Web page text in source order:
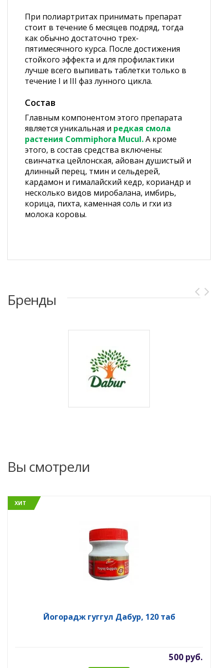
При полиартритах принимать препарат
стоит в течение 6 месяцев подряд, тогда
как обычно достаточно трех-
пятимесячного курса. После достижения
стойкого эффекта и для профилактики
лучше всего выпивать таблетки только в
течение I и III фаз лунного цикла.
Состав
Главным компонентом этого препарата
является уникальная и редкая смола
растения Commiphora Mucul.А кроме
этого, в состав средства включены:
свинчатка цейлонская, айован душистый и
длинный перец, тмин и сельдерей,
кардамон и гималайский кедр, кориандр и
несколько видов миробалана, имбирь,
корица, пихта, каменная соль и гхи из
молока коровы.
Бренды
Вы смотрели
ХИТ
Йогорадж гуггул Дабур, 120 таб
500 руб.